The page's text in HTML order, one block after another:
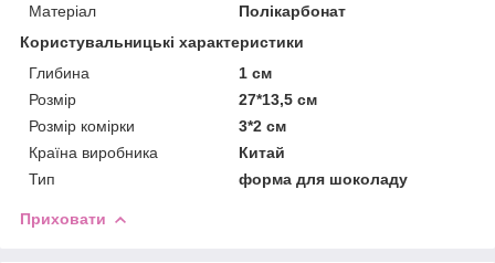
Матеріал
Полікарбонат
Користувальницькі характеристики
Глибина
1 см
Розмір
27*13,5 см
Розмір комірки
3*2 см
Країна виробника
Китай
Тип
форма для шоколаду
Приховати